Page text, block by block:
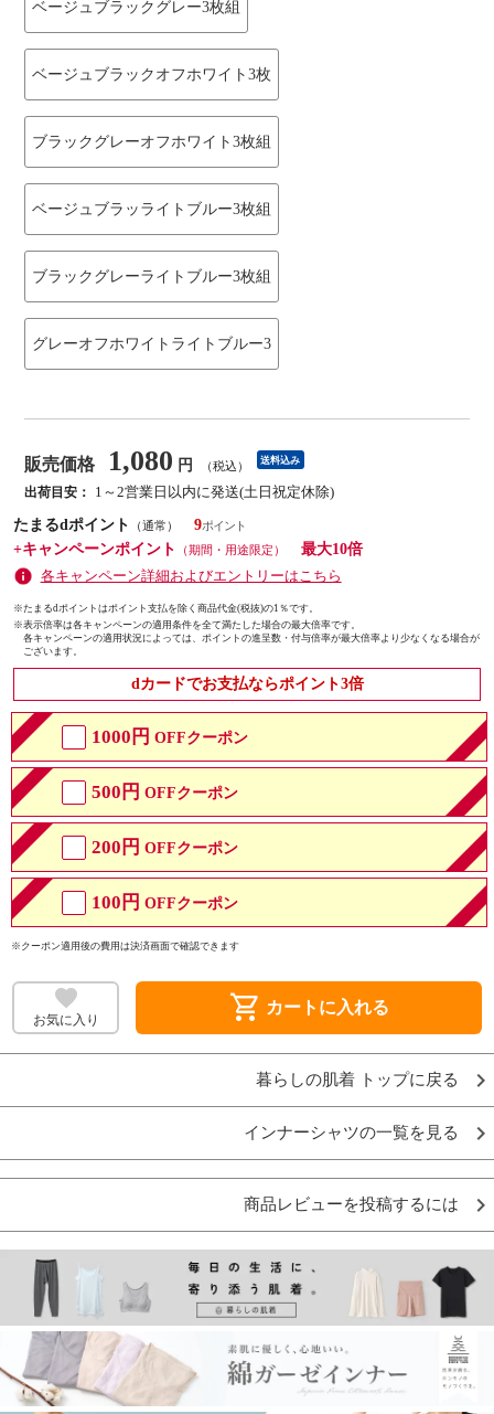
ベージュブラックグレー3枚組
ベージュブラックオフホワイト3枚
ブラックグレーオフホワイト3枚組
ベージュブラッライトブルー3枚組
ブラックグレーライトブルー3枚組
グレーオフホワイトライトブルー3
販売価格 1,080 円 （税込） 送料込み
出荷目安：
1～2営業日以内に発送(土日祝定休除)
たまるdポイント
（通常）
9
+キャンペーンポイント
（期間・用途限定）
最大10倍
各キャンペーン詳細およびエントリーはこちら
※たまるdポイントはポイント支払を除く商品代金(税抜)の1％です。
※表示倍率は各キャンペーンの適用条件を全て満たした場合の最大倍率です。
各キャンペーンの適用状況によっては、ポイントの進呈数・付与倍率が最大倍率より少なくなる場合が
ございます。
dカードでお支払ならポイント3倍
1000円 OFFクーポン
500円 OFFクーポン
200円 OFFクーポン
100円 OFFクーポン
※クーポン適用後の費用は決済画面で確認できます
お気に入り shopping_cart カートに入れる
暮らしの肌着 トップに戻る
インナーシャツの一覧を見る
商品レビューを投稿するには